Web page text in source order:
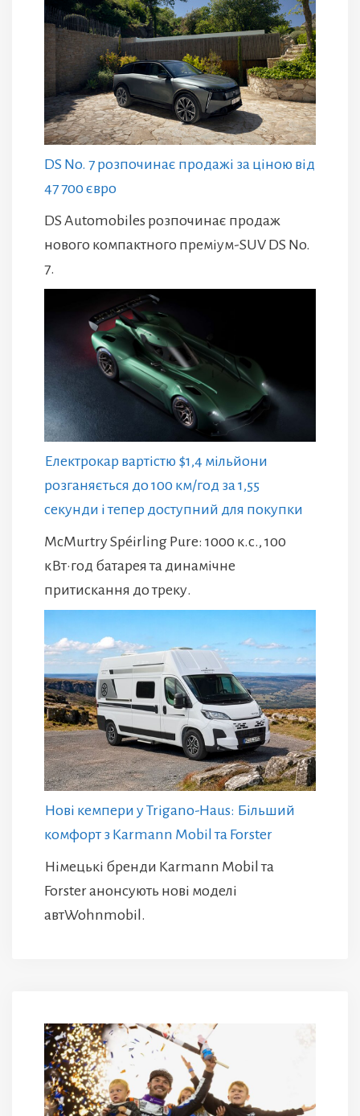
DS No. 7 розпочинає продажі за ціною від
47 700 євро
DS Automobiles розпочинає продаж
нового компактного преміум-SUV DS No.
7.
Електрокар вартістю $1,4 мільйони
розганяється до 100 км/год за 1,55
секунди і тепер доступний для покупки
McMurtry Spéirling Pure: 1000 к.с., 100
кВт·год батарея та динамічне
притискання до треку.
Нові кемпери у Trigano-Haus: Більший
комфорт з Karmann Mobil та Forster
Німецькі бренди Karmann Mobil та
Forster анонсують нові моделі
автWohnmobil.